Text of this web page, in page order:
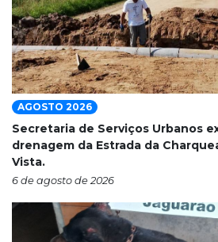
AGOSTO 2026
Secretaria de Serviços Urbanos
drenagem da Estrada da
Vista.
6 de agosto de 2026